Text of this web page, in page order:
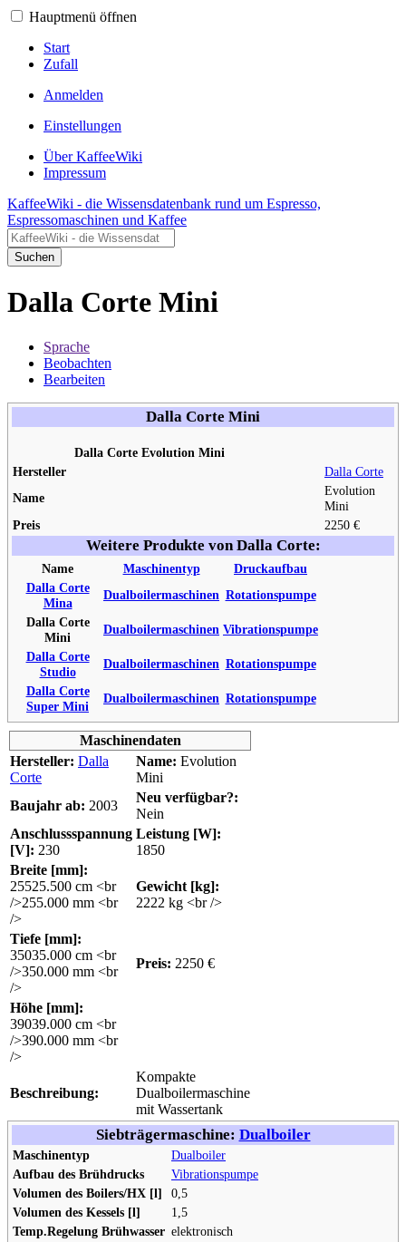
Hauptmenü öffnen
Start
Zufall
Anmelden
Einstellungen
Über KaffeeWiki
Impressum
KaffeeWiki - die Wissensdatenbank rund um Espresso,
Espressomaschinen und Kaffee
Suchen
Dalla Corte Mini
Sprache
Beobachten
Bearbeiten
Dalla Corte Mini
Dalla Corte Evolution Mini
Hersteller
Dalla Corte
Name
Evolution
Mini
Preis
2250 €
Weitere Produkte von Dalla Corte:
Name Maschinentyp
Druckaufbau
Dalla Corte
Mina
Dualboilermaschinen Rotationspumpe
Dalla Corte
Mini
Dualboilermaschinen Vibrationspumpe
Dalla Corte
Studio
Dualboilermaschinen Rotationspumpe
Dalla Corte
Super Mini
Dualboilermaschinen Rotationspumpe
Maschinendaten
Hersteller: Dalla
Corte
Name: Evolution
Mini
Baujahr ab: 2003
Neu verfügbar?:
Nein
Anschlussspannung
[V]: 230
Leistung [W]:
1850
Breite [mm]:
25525.500 cm <br
/>255.000 mm <br
/>
Gewicht [kg]:
2222 kg <br />
Tiefe [mm]:
35035.000 cm <br
/>350.000 mm <br
/>
Preis: 2250 €
Höhe [mm]:
39039.000 cm <br
/>390.000 mm <br
/>
Beschreibung:
Kompakte
Dualboilermaschine
mit Wassertank
Siebträgermaschine: Dualboiler
Maschinentyp
Dualboiler
Aufbau des Brühdrucks
Vibrationspumpe
Volumen des Boilers/HX [l]
0,5
Volumen des Kessels [l]
1,5
Temp.Regelung Brühwasser elektronisch